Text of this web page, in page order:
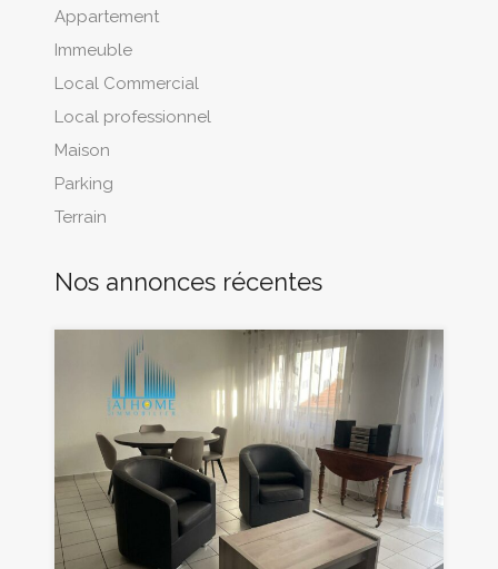
Appartement
Immeuble
Local Commercial
Local professionnel
Maison
Parking
Terrain
Nos annonces récentes